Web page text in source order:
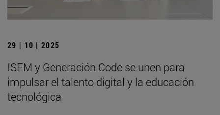
29 | 10 | 2025
ISEM y Generación Code se unen para
impulsar el talento digital y la educación
tecnológica